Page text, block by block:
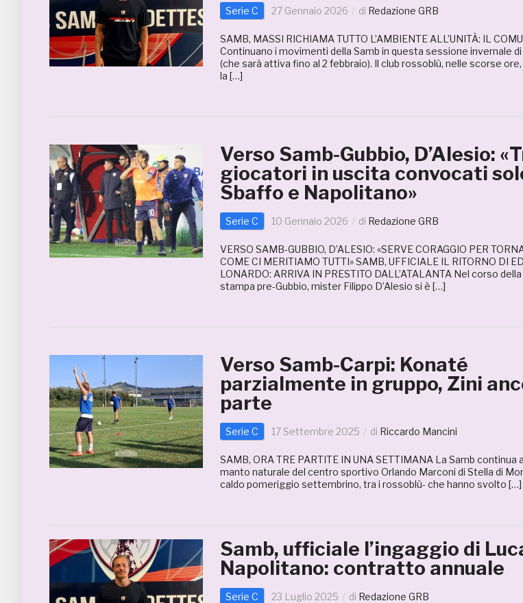
Serie C 27 Gennaio 2026 di Redazione GRB
SAMB, MASSI RICHIAMA TUTTO L’AMBIENTE ALL’UNITÀ: IL
Continuano i movimenti della Samb in questa sessione invernale
(che sarà attiva fino al 2 febbraio). Il club rossoblù, nelle scorse
la […]
Verso Samb-Gubbio, D’Alesio:
giocatori in uscita convocati
Sbaffo e Napolitano»
Serie C 10 Gennaio 2026 di Redazione GRB
VERSO SAMB-GUBBIO, D’ALESIO: «SERVE CORAGGIO PER
COME CI MERITIAMO TUTTI» SAMB, UFFICIALE IL RITORNO DI
LONARDO: ARRIVA IN PRESTITO DALL’ATALANTA Nel corso
stampa pre-Gubbio, mister Filippo D’Alesio si è […]
Verso Samb-Carpi: Konaté
parzialmente in gruppo, Zini
parte
Serie C 17 Settembre 2025 di Riccardo Mancini
SAMB, ORA TRE PARTITE IN UNA SETTIMANA La Samb continua
manto naturale del centro sportivo Orlando Marconi di Stella di
caldo pomeriggio settembrino, tra i rossoblù- che hanno svolto […]
Samb, ufficiale l’ingaggio di
Napolitano: contratto annuale
Serie C 23 Luglio 2025 di Redazione GRB